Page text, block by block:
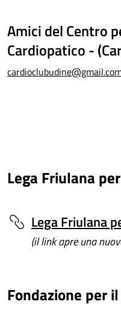
Amici del Centro
Cardiopatico -
Lega Friulana
Lega Friulana
(il link apre una
Fondazione per